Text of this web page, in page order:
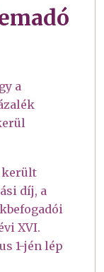
a
került
díj, a
XVI.
1-jén lép